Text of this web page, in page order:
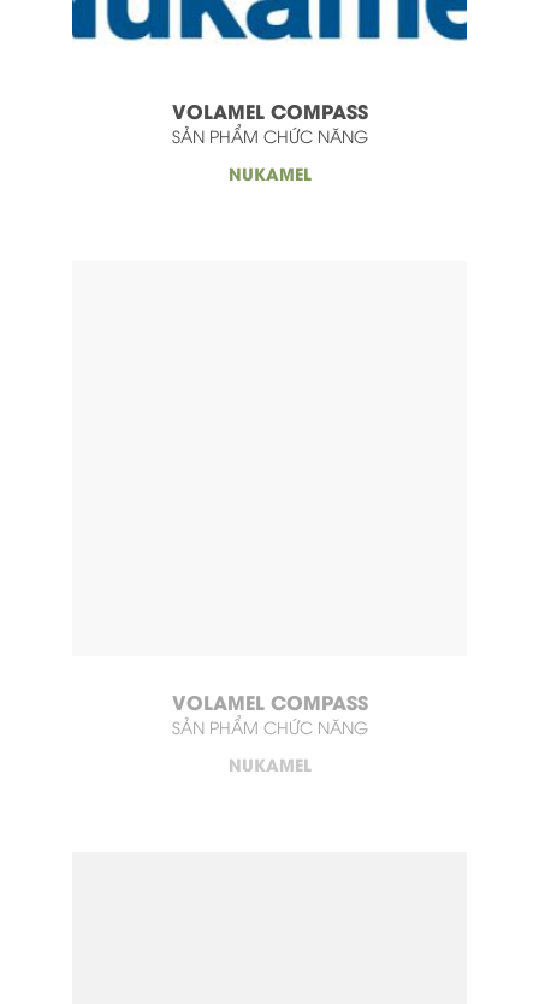
Giới Thiệu
Tin tức
Thư Viện
VOLAMEL COMPASS
SẢN PHẨM CHỨC NĂNG
NUKAMEL
VOLAMEL COMPASS
SẢN PHẨM CHỨC NĂNG
NUKAMEL